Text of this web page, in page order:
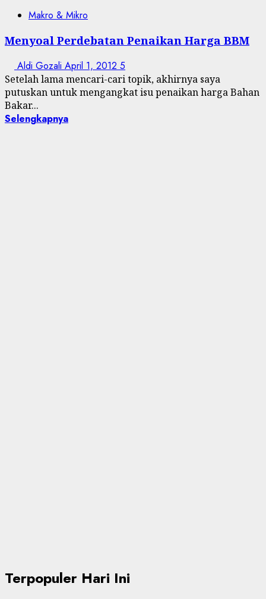
Makro & Mikro
Menyoal Perdebatan Penaikan Harga BBM
Aldi Gozali April 1, 2012 5
Setelah lama mencari-cari topik, akhirnya saya
putuskan untuk mengangkat isu penaikan harga Bahan
Bakar...
Selengkapnya
Terpopuler Hari Ini